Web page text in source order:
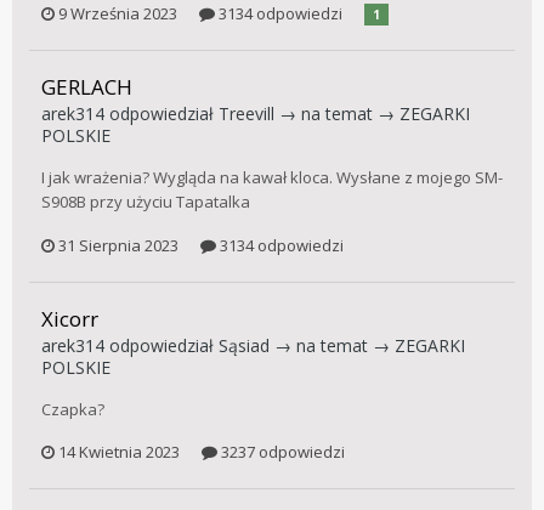
9 Września 2023
3134 odpowiedzi 1
GERLACH
arek314 odpowiedział Treevill → na temat → ZEGARKI
POLSKIE
I jak wrażenia? Wygląda na kawał kloca. Wysłane z mojego SM-
S908B przy użyciu Tapatalka
31 Sierpnia 2023
3134 odpowiedzi
Xicorr
arek314 odpowiedział Sąsiad → na temat → ZEGARKI
POLSKIE
Czapka?
14 Kwietnia 2023
3237 odpowiedzi